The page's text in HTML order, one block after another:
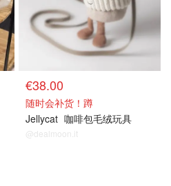
€38.00
随时会补货！蹲
Jellycat 咖啡包毛绒玩具
@dealmoon.it